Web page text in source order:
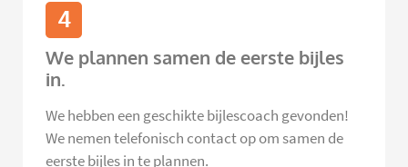
4
We plannen samen de eerste bijles
in.
We hebben een geschikte bijlescoach gevonden!
We nemen telefonisch contact op om samen de
eerste bijles in te plannen.